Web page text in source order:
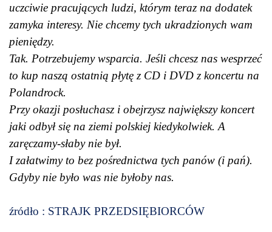
uczciwie pracujących ludzi, którym teraz na dodatek
zamyka interesy. Nie chcemy tych ukradzionych wam
pieniędzy.
Tak. Potrzebujemy wsparcia. Jeśli chcesz nas wesprzeć
to kup naszą ostatnią płytę z CD i DVD z koncertu na
Polandrock.
Przy okazji posłuchasz i obejrzysz największy koncert
jaki odbył się na ziemi polskiej kiedykolwiek. A
zaręczamy-słaby nie był.
I załatwimy to bez pośrednictwa tych panów (i pań).
Gdyby nie było was nie byłoby nas.
źródło : STRAJK PRZEDSIĘBIORCÓW